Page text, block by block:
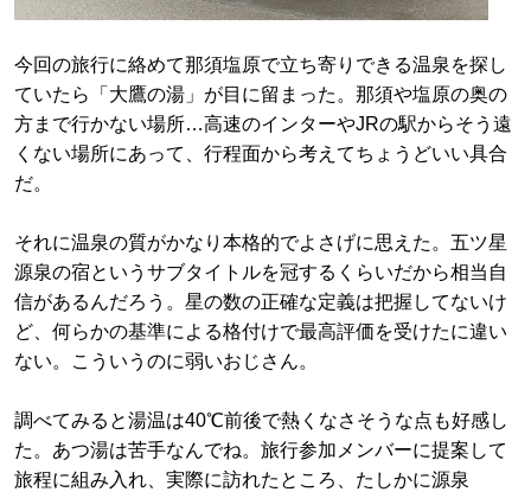
今回の旅行に絡めて那須塩原で立ち寄りできる温泉を探し
ていたら「大鷹の湯」が目に留まった。那須や塩原の奥の
方まで行かない場所…高速のインターやJRの駅からそう遠
くない場所にあって、行程面から考えてちょうどいい具合
だ。
それに温泉の質がかなり本格的でよさげに思えた。五ツ星
源泉の宿というサブタイトルを冠するくらいだから相当自
信があるんだろう。星の数の正確な定義は把握してないけ
ど、何らかの基準による格付けで最高評価を受けたに違い
ない。こういうのに弱いおじさん。
調べてみると湯温は40℃前後で熱くなさそうな点も好感し
た。あつ湯は苦手なんでね。旅行参加メンバーに提案して
旅程に組み入れ、実際に訪れたところ、たしかに源泉